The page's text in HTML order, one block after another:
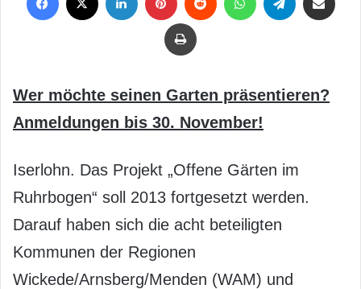
Drucken
Wer möchte seinen Garten präsentieren?
Anmeldungen bis 30. November!
Iserlohn. Das Projekt „Offene Gärten im
Ruhrbogen“ soll 2013 fortgesetzt werden.
Darauf haben sich die acht beteiligten
Kommunen der Regionen
Wickede/Arnsberg/Menden (WAM) und